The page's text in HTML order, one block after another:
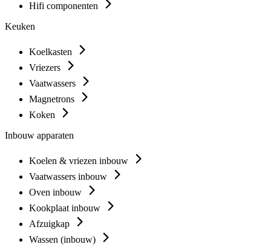
Hifi componenten
Keuken
Koelkasten
Vriezers
Vaatwassers
Magnetrons
Koken
Inbouw apparaten
Koelen & vriezen inbouw
Vaatwassers inbouw
Oven inbouw
Kookplaat inbouw
Afzuigkap
Wassen (inbouw)